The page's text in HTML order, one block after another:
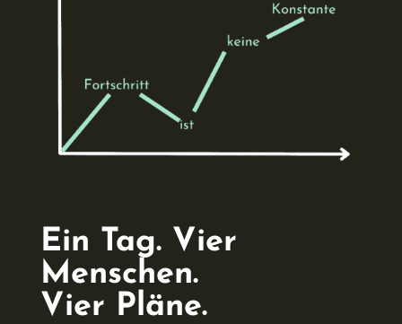
Ein Tag. Vier
Menschen.
Vier Pläne.